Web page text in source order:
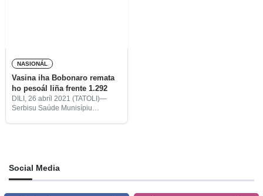
NASIONÁL
Vasina iha Bobonaro remata
ho pesoál liña frente 1.292
DILI, 26 abríl 2021 (TATOLI)—
Serbisu Saúde Munisípiu
Social Media